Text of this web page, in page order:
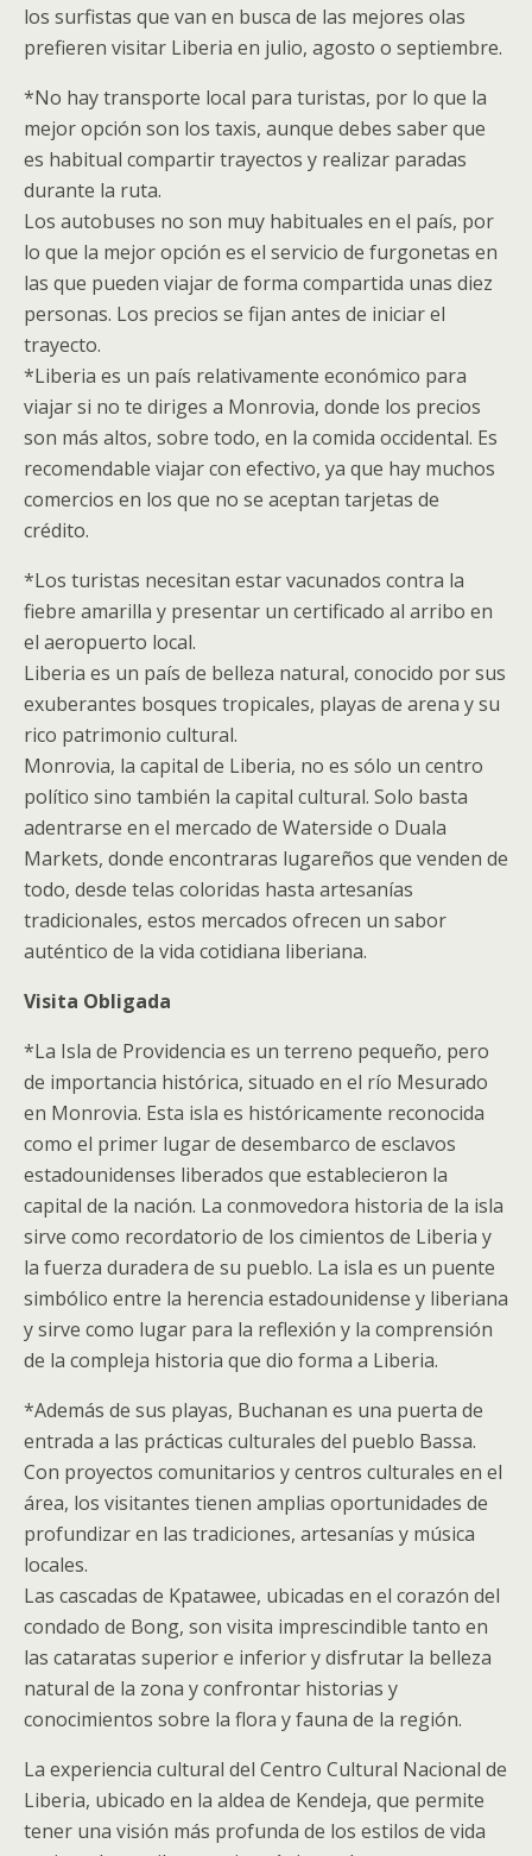
los surfistas que van en busca de las mejores olas
prefieren visitar Liberia en julio, agosto o septiembre.
*No hay transporte local para turistas, por lo que la
mejor opción son los taxis, aunque debes saber que
es habitual compartir trayectos y realizar paradas
durante la ruta.
Los autobuses no son muy habituales en el país, por
lo que la mejor opción es el servicio de furgonetas en
las que pueden viajar de forma compartida unas diez
personas. Los precios se fijan antes de iniciar el
trayecto.
*Liberia es un país relativamente económico para
viajar si no te diriges a Monrovia, donde los precios
son más altos, sobre todo, en la comida occidental. Es
recomendable viajar con efectivo, ya que hay muchos
comercios en los que no se aceptan tarjetas de
crédito.
*Los turistas necesitan estar vacunados contra la
fiebre amarilla y presentar un certificado al arribo en
el aeropuerto local.
Liberia es un país de belleza natural, conocido por sus
exuberantes bosques tropicales, playas de arena y su
rico patrimonio cultural.
Monrovia, la capital de Liberia, no es sólo un centro
político sino también la capital cultural. Solo basta
adentrarse en el mercado de Waterside o Duala
Markets, donde encontraras lugareños que venden de
todo, desde telas coloridas hasta artesanías
tradicionales, estos mercados ofrecen un sabor
auténtico de la vida cotidiana liberiana.
Visita Obligada
*La Isla de Providencia es un terreno pequeño, pero
de importancia histórica, situado en el río Mesurado
en Monrovia. Esta isla es históricamente reconocida
como el primer lugar de desembarco de esclavos
estadounidenses liberados que establecieron la
capital de la nación. La conmovedora historia de la isla
sirve como recordatorio de los cimientos de Liberia y
la fuerza duradera de su pueblo. La isla es un puente
simbólico entre la herencia estadounidense y liberiana
y sirve como lugar para la reflexión y la comprensión
de la compleja historia que dio forma a Liberia.
*Además de sus playas, Buchanan es una puerta de
entrada a las prácticas culturales del pueblo Bassa.
Con proyectos comunitarios y centros culturales en el
área, los visitantes tienen amplias oportunidades de
profundizar en las tradiciones, artesanías y música
locales.
Las cascadas de Kpatawee, ubicadas en el corazón del
condado de Bong, son visita imprescindible tanto en
las cataratas superior e inferior y disfrutar la belleza
natural de la zona y confrontar historias y
conocimientos sobre la flora y fauna de la región.
La experiencia cultural del Centro Cultural Nacional de
Liberia, ubicado en la aldea de Kendeja, que permite
tener una visión más profunda de los estilos de vida